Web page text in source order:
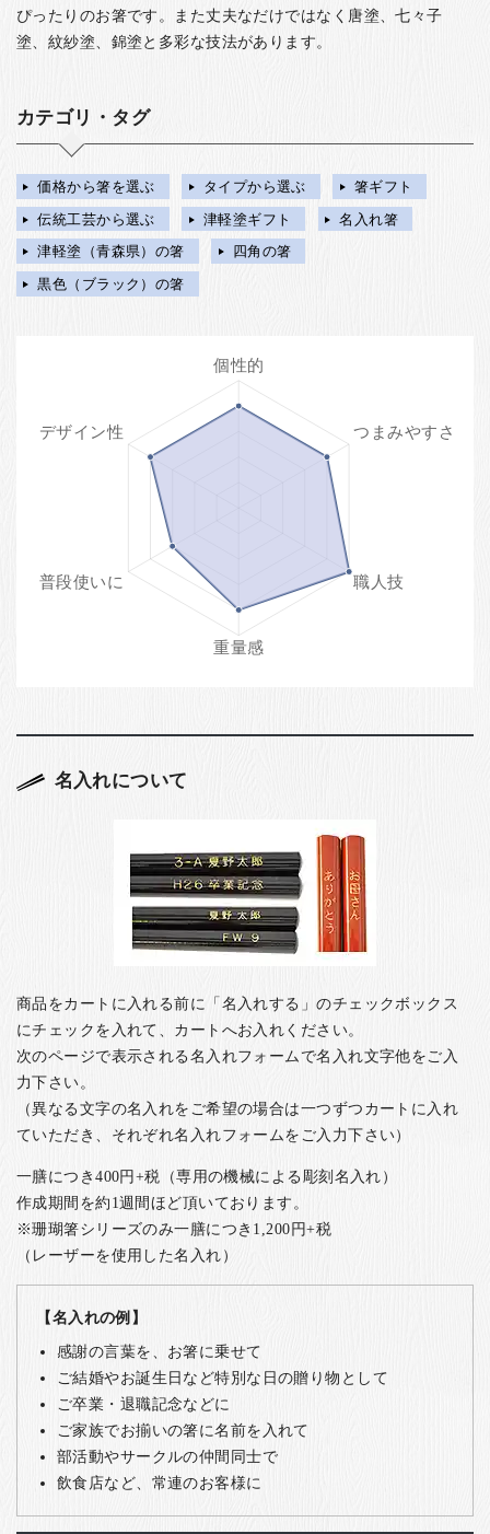
ぴったりのお箸です。また丈夫なだけではなく唐塗、七々子
塗、紋紗塗、錦塗と多彩な技法があります。
カテゴリ・タグ
価格から箸を選ぶ タイプから選ぶ
箸ギフト
伝統工芸から選ぶ
津軽塗ギフト
名入れ箸
津軽塗（青森県）の箸
四角の箸
黒色（ブラック）の箸
名入れについて
商品をカートに入れる前に「名入れする」のチェックボックス
にチェックを入れて、カートへお入れください。
次のページで表示される名入れフォームで名入れ文字他をご入
力下さい。
（異なる文字の名入れをご希望の場合は一つずつカートに入れ
ていただき、それぞれ名入れフォームをご入力下さい）
一膳につき400円+税（専用の機械による彫刻名入れ）
作成期間を約1週間ほど頂いております。
※珊瑚箸シリーズのみ一膳につき1,200円+税
（レーザーを使用した名入れ）
【名入れの例】
感謝の言葉を、お箸に乗せて
ご結婚やお誕生日など特別な日の贈り物として
ご卒業・退職記念などに
ご家族でお揃いの箸に名前を入れて
部活動やサークルの仲間同士で
飲食店など、常連のお客様に